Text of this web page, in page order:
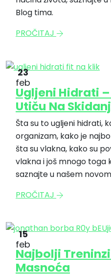
Blog tima.
PROČITAJ
23
feb
Ugljeni Hidrati
Utiču Na
Šta su to ugljeni hidrati,
organizam, kako je
šta su vlakna, kako su
vlakna i još mnogo toga
saznajte u našem
PROČITAJ
15
feb
Najbolji
Masnoća